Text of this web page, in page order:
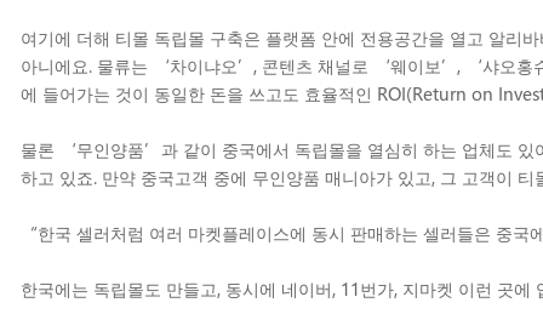
여기에 더해 티몰 독립몰 구축은 플랫폼 안에 전용공간을 열고 알리
아니에요. 물류는 ‘차이냐오’, 콘텐츠 채널로 ‘웨이보’, ‘샤오홍
에 들어가는 것이 동일한 돈을 쓰고도 효율적인 ROI(Return on
물론 ‘무인양품’과 같이 중국에서 독립몰을 열심히 하는 업체도 있
하고 있죠. 만약 중국고객 중에 무인양품 매니아가 있고, 그 고객이
“한국 셀러처럼 여러 마켓플레이스에 동시 판매하는 셀러들은 중국
한국에는 독립몰도 만들고, 동시에 네이버, 11번가, 지마켓 이런 곳